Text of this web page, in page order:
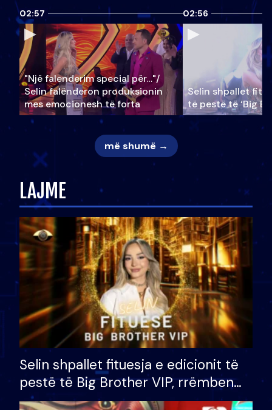
02:57
"Një falenderim special për…"/
Selin falënderon produksionin
mes emocionesh të forta
02:56
Selin shpallet
të pestë të ‘Big
më shumë →
LAJME
Selin shpallet fituesja e edicionit të
pestë të Big Brother VIP, rrëmben
çmimin e madh prej 100 mijë eurosh